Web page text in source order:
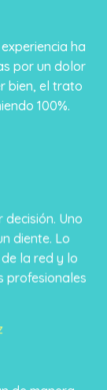
ha
por un dolor
bien, el trato
100%.
Uno
diente. Lo
la red y lo
profesionales